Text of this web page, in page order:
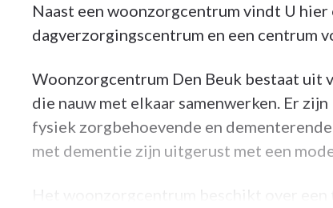
Naast een woonzorgcentrum vindt U
dagverzorgingscentrum en een centrum
Woonzorgcentrum Den Beuk bestaat
die nauw met elkaar samenwerken. Er
fysiek zorgbehoevende en
met dementie zijn uitgerust met een
Het woonzorgcentrum beschikt over een